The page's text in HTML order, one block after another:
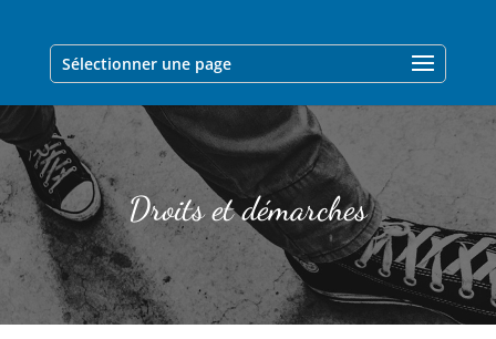
Sélectionner une page
Droits et démarches